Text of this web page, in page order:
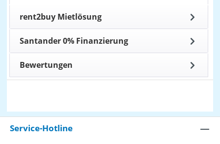
rent2buy Mietlösung
Santander 0% Finanzierung
Bewertungen
Service-Hotline